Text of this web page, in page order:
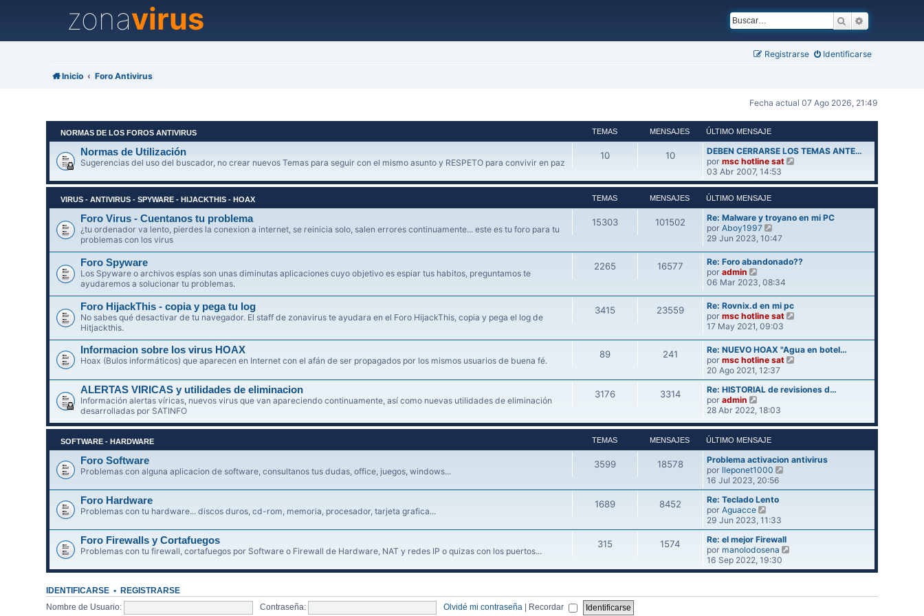
zonavirus Buscar
Identificarse
Registrarse
Inicio Foro Antivirus
Fecha actual 07 Ago 2026, 21:49
NORMAS DE LOS FOROS ANTIVIRUS TEMAS MENSAJES ÚLTIMO MENSAJE
Normas de Utilización
Sugerencias del uso del buscador, no crear nuevos Temas para seguir con el mismo asunto y RESPETO para convivir en paz
10 10
DEBEN CERRARSE LOS TEMAS ANTE…
por msc hotline sat
r
i
m
e
a
03 Abr 2007, 14:53
VIRUS - ANTIVIRUS - SPYWARE - HIJACKTHIS - HOAX TEMAS MENSAJES ÚLTIMO MENSAJE
Foro Virus - Cuentanos tu problema
¿tu ordenador va lento, pierdes la conexion a internet, se reinicia solo, salen errores continuamente... este es tu foro para tu
problemas con los virus
15303 101502
Re: Malware y troyano en mi PC
por Aboy1997
e
ú
t
m
o
m
e
n
s
a
j
e
29 Jun 2023, 10:47
Foro Spyware
Los Spyware o archivos espías son unas diminutas aplicaciones cuyo objetivo es espiar tus habitos, preguntamos te
ayudaremos a solucionar tu problemas.
2265 16577
Re: Foro abandonado??
por admin
e
ú
l
m
o
m
e
n
s
a
e
06 Mar 2023, 08:34
Foro HijackThis - copia y pega tu log
No sabes qué desactivar de tu navegador. El staff de zonavirus te ayudara en el Foro HijackThis, copia y pega el log de
Hitjackthis.
3415 23559
Re: Rovnix.d en mi pc
por msc hotline sat
ú
l
m
n
a
j
17 May 2021, 09:03
Informacion sobre los virus HOAX
Hoax (Bulos informáticos) que aparecen en Internet con el afán de ser propagados por los mismos usuarios de buena fé.
89 241
Re: NUEVO HOAX "Agua en botel…
por msc hotline sat
r
ú
i
m
m
e
a
20 Ago 2021, 12:37
ALERTAS VIRICAS y utilidades de eliminacion
Información alertas víricas, nuevos virus que van apareciendo continuamente, así como nuevas utilidades de eliminación
desarrolladas por SATINFO
3176 3314
Re: HISTORIAL de revisiones d…
por admin
e
ú
l
t
i
m
o
m
e
n
s
a
j
e
28 Abr 2022, 18:03
SOFTWARE - HARDWARE TEMAS MENSAJES ÚLTIMO MENSAJE
Foro Software
Problemas con alguna aplicacion de software, consultanos tus dudas, office, juegos, windows...
3599 18578
Problema activacion antivirus
por lleponet1000
r
i
m
o
e
16 Jul 2023, 20:56
Foro Hardware
Problemas con tu hardware... discos duros, cd-rom, memoria, procesador, tarjeta grafica...
1689 8452
Re: Teclado Lento
por Aguacce
e
r
ú
l
t
i
29 Jun 2023, 11:33
Foro Firewalls y Cortafuegos
Problemas con tu firewall, cortafuegos por Software o Firewall de Hardware, NAT y redes IP o quizas con los puertos...
315 1574
Re: el mejor Firewall
por manolodosena
r
16 Sep 2022, 19:30
IDENTIFICARSE • REGISTRARSE
Nombre de Usuario: Contraseña: Olvidé mi contraseña Recordar